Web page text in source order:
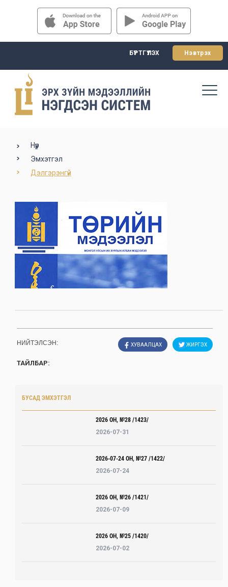
БҮРТГҮҮЛЭХ Нэвтрэх
Нүүр
Эмхэтгэл
Дэлгэрэнгүй
НИЙТЭЛСЭН: ХУВААЛЦАХ ЖИРГЭХ
ТАЙЛБАР:
БУСАД ЭМХЭТГЭЛ
2026 ОН, №28 /1423/
2026-07-31
2026-07-24 ОН, №27 /1422/
2026-07-24
2026 ОН, №26 /1421/
2026-07-09
2026 ОН, №25 /1420/
2026-07-02